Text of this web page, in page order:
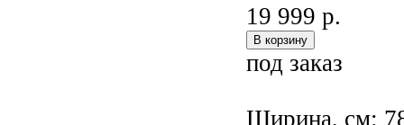
19 999 р.
под заказ
Ширина, см: